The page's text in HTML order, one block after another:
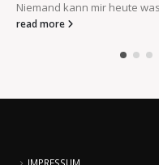
Niemand kann mir heute
read more
IMPRESSUM